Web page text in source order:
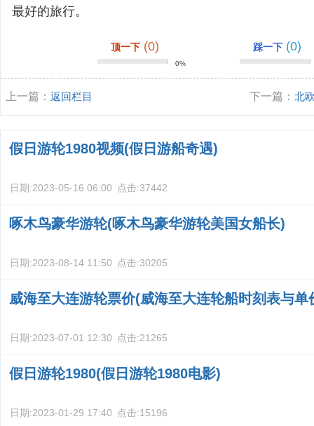
最好的旅行。
顶一下 (0)
0%
踩一下 (0)
上一篇： 返回栏目 下一篇：北
假日游轮1980视频(假日游船奇遇)
日期:2023-05-16 06:00 点击:37442
啄木鸟豪华游轮(啄木鸟豪华游轮美国女船长)
日期:2023-08-14 11:50 点击:30205
威海至大连游轮票价(威海至大连轮船时刻表与单
日期:2023-07-01 12:30 点击:21265
假日游轮1980(假日游轮1980电影)
日期:2023-01-29 17:40 点击:15196